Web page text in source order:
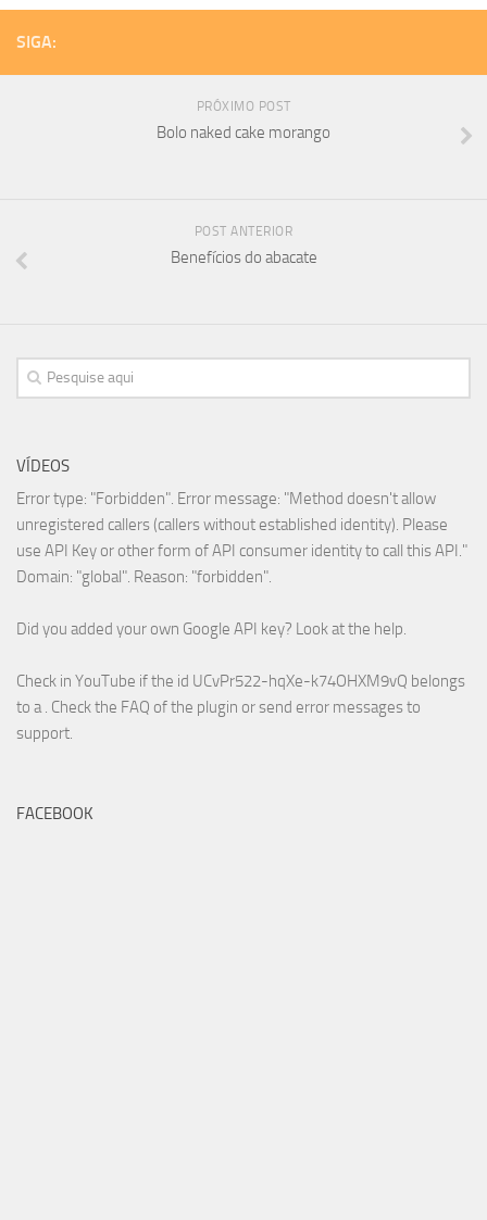
SIGA:
PRÓXIMO POST
Bolo naked cake morango
POST ANTERIOR
Benefícios do abacate
VÍDEOS
Error type: "Forbidden". Error message: "Method doesn't allow
unregistered callers (callers without established identity). Please
use API Key or other form of API consumer identity to call this API."
Domain: "global". Reason: "forbidden".
Did you added your own Google API key? Look at the help.
Check in YouTube if the id UCvPr522-hqXe-k74OHXM9vQ belongs
to a . Check the FAQ of the plugin or send error messages to
support.
FACEBOOK